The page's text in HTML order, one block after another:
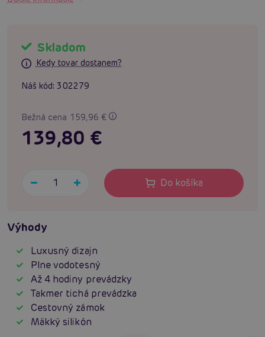
Skladom
Kedy tovar dostanem?
Náš kód: 302279
Bežná cena 159,96 €
139,80 €
Do košíka
Výhody
Luxusný dizajn
Plne vodotesný
Až 4 hodiny prevádzky
Takmer tichá prevádzka
Cestovný zámok
Mäkký silikón